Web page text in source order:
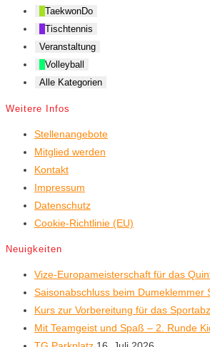
TaekwonDo
Tischtennis
Veranstaltung
Volleyball
Alle Kategorien
Weitere Infos
Stellenangebote
Mitglied werden
Kontakt
Impressum
Datenschutz
Cookie-Richtlinie (EU)
Neuigkeiten
Vize-Europameisterschaft für das
Saisonabschluss beim Dumeklemmer
Kurs zur Vorbereitung für das
Mit Teamgeist und Spaß – 2. Runde